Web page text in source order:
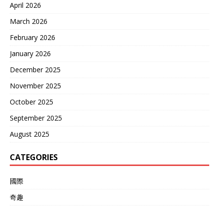
April 2026
March 2026
February 2026
January 2026
December 2025
November 2025
October 2025
September 2025
August 2025
CATEGORIES
國際
奇趣